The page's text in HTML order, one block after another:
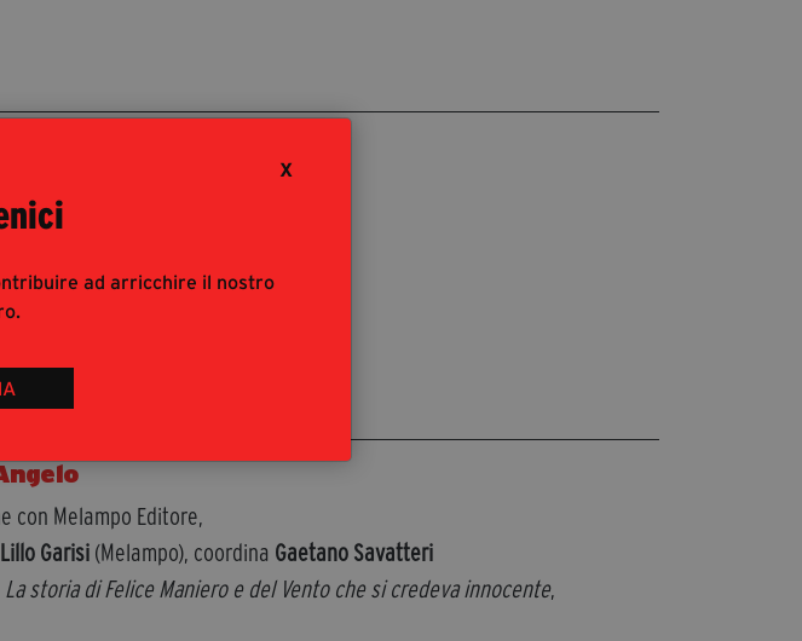
X
ad arricchire il nostro
eMarco Gambino
;Imperi criminali
con Melampo Editore,
Lillo Garisi (Melampo), coordina Gaetano Savatteri
storia di Felice Maniero e del Vento che si credeva innocente,